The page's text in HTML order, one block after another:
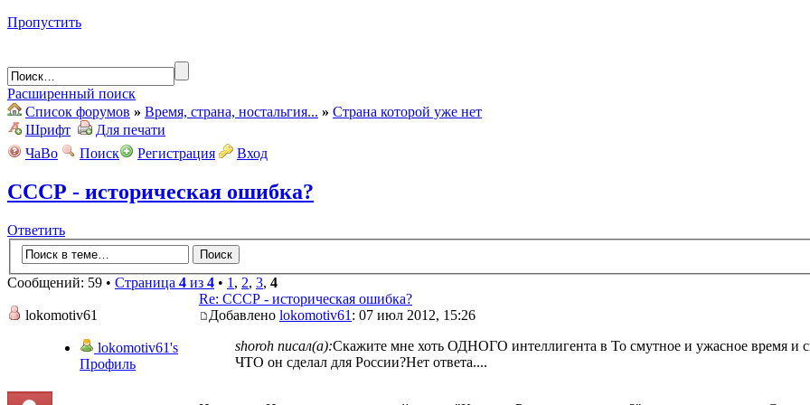
Пропустить
Расширенный поиск
Список форумов » Время, страна, ностальгия... » Страна которой уже нет
Шрифт
Для печати
ЧаВо
Поиск Регистрация Вход
СССР - историческая ошибка?
Ответить
Сообщений: 59 • Страница 4 из 4 • 1, 2, 3, 4
lokomotiv61
lokomotiv61's
Профиль
Re: СССР - историческая ошибка?
Добавлено lokomotiv61: 07 июл 2012, 15:26
shoroh писал(а):Скажите мне хоть ОДНОГО интеллигента в То смутное и ужасное время и
ЧТО он сделал для России?Нет ответа....